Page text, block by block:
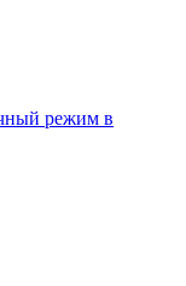
режим в